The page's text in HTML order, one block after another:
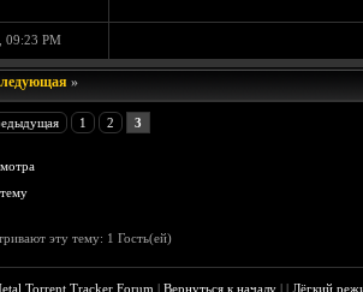
09:23 PM
»
1 2 3
эту тему: 1 Гость(ей)
Torrent Tracker Forum |Вернуться к началу ||Лёгкий